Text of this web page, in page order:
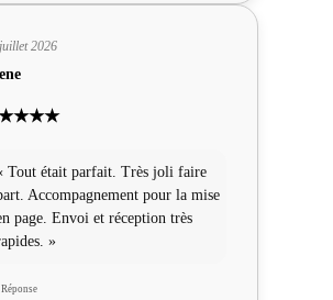
2026
Tout était parfait. Très joli faire
Accompagnement pour la mise
page. Envoi et réception très
»
Réponse